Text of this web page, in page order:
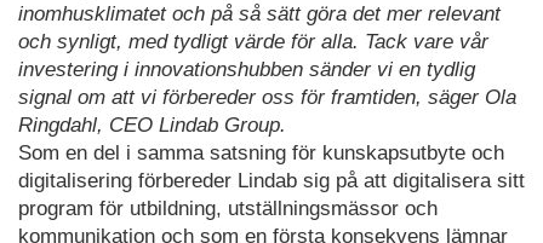
inomhusklimatet och på så sätt göra det mer relevant
och synligt, med tydligt värde för alla. Tack vare vår
investering i innovationshubben sänder vi en tydlig
signal om att vi förbereder oss för framtiden, säger Ola
Ringdahl, CEO Lindab Group.
Som en del i samma satsning för kunskapsutbyte och
digitalisering förbereder Lindab sig på att digitalisera sitt
program för utbildning, utställningsmässor och
kommunikation och som en första konsekvens lämnar